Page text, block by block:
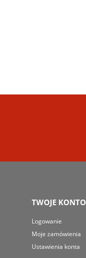
TWOJE KONTO
Logowanie
Moje zamówienia
Ustawienia konta